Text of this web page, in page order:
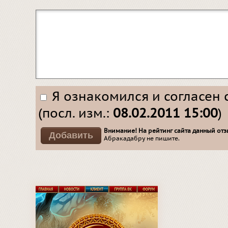
Я ознакомился и согласен
(посл. изм.: 08.02.2011 15:00)
Внимание! На рейтинг сайта данный
Абракадабру не пишите.